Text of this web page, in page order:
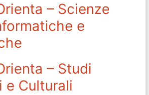
– Scienze
e
– Studi
e Culturali